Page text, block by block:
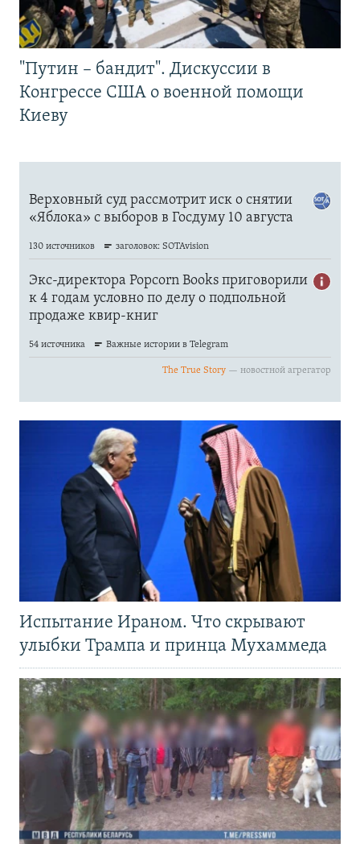
"Путин – бандит". Дискуссии в
Конгрессе США о военной помощи
Киеву
Испытание Ираном. Что скрывают
улыбки Трампа и принца Мухаммеда